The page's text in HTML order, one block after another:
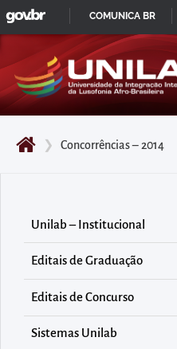
Pular
para
início
do
principal
Acessar
diretamente
o
Acessar
❯ Concorrências – 2014
Unilab – Institucional
Editais de Graduação
Editais de Concurso
Sistemas Unilab
GOVBR
COMUNICA BR